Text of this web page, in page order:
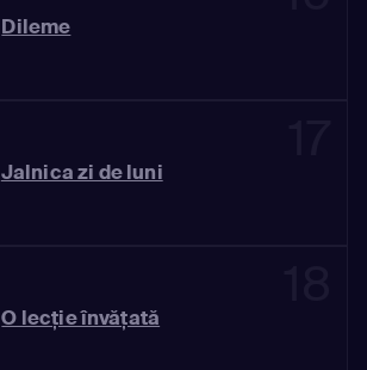
Dileme
Jalnica zi de luni
O lecţie învăţată